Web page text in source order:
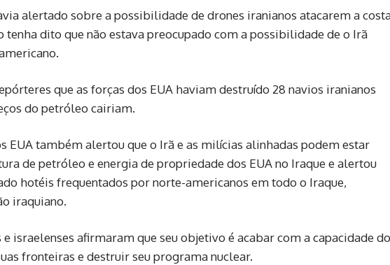
alertado sobre a possibilidade de drones iranianos atacarem a
tenha dito que não estava preocupado com a possibilidade de o Irã
que as forças dos EUA haviam destruído 28 navios iranianos
do petróleo cairiam.
EUA também alertou que o Irã e as milícias alinhadas ‌podem estar
de petróleo e energia de propriedade dos EUA no ‌Iraque e alertou
hotéis frequentados por norte-americanos em todo o Iraque,
iraquiano.
israelenses afirmaram que seu objetivo é acabar com a capacidade do
fronteiras e destruir seu programa nuclear.